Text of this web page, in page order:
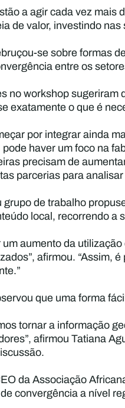
a agir cada vez
de valor, investindo
se sobre formas
entre os
no workshop
exatamente o que é
por integrar ainda
haver um foco na
precisam de
parcerias para
grupo de trabalho
local, recorrendo a
um aumento da
afirmou. “Assim,
que uma forma
tornar a informação
afirmou Tatiana
da Associação
convergência a nível